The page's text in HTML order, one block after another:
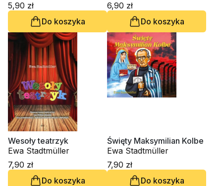
5,90 zł
Do koszyka
6,90 zł
Do koszyka
Wesoły teatrzyk
Ewa Stadtmüller
7,90 zł
Do koszyka
Święty Maksymilian Kolbe
Ewa Stadtmüller
7,90 zł
Do koszyka